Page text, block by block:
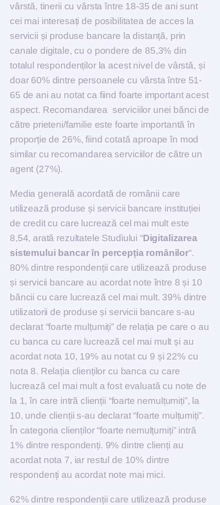
vârstă, tinerii cu vârsta între 18-35 de ani sunt
cei mai interesați de posibilitatea de acces la
servicii și produse bancare la distanță, prin
canale digitale, cu o pondere de 85,3% din
totalul respondenților la acest nivel de vârstă, și
doar 60% dintre persoanele cu vârsta între 51-
65 de ani au notat ca fiind foarte important acest
aspect. Recomandarea serviciilor unei bănci de
către prieteni/familie este foarte importantă în
proporție de 26%, fiind cotată aproape în mod
similar cu recomandarea serviciilor de către un
agent (27%).
Media generală acordată de românii care
utilizează produse și servicii bancare instituției
de credit cu care lucrează cel mai mult este
8,54, arată rezultatele Studiului “Digitalizarea
sistemului bancar în percepția românilor“.
80% dintre respondenții care utilizează produse
și servicii bancare au acordat note între 8 și 10
băncii cu care lucrează cel mai mult. 39% dintre
utilizatorii de produse și servicii bancare s-au
declarat “foarte mulțumiți” de relația pe care o au
cu banca cu care lucrează cel mai mult și au
acordat nota 10, 19% au notat cu 9 și 22% cu
nota 8. Relația clienților cu banca cu care
lucrează cel mai mult a fost evaluată cu note de
la 1, în care intră clienții “foarte nemulțumiți”, la
10, unde clienții s-au declarat “foarte mulțumiți”.
În categoria clienților “foarte nemulțumiți” intră
1% dintre respondenți. 9% dintre clienți au
acordat nota 7, iar restul de 10% dintre
respondenți au acordat note mai mici.
62% dintre respondenții care utilizează produse